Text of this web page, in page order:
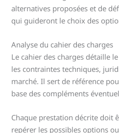
alternatives proposées et de
qui guideront le choix des
Analyse du cahier des charges
Le cahier des charges détaille
les contraintes techniques,
marché. Il sert de référence
base des compléments
Chaque prestation décrite doit
repérer les possibles options